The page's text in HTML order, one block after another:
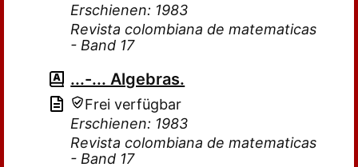
Erschienen: 1983
Revista colombiana de matematicas
- Band 17
...-... Algebras.
Frei verfügbar
Erschienen: 1983
Revista colombiana de matematicas
- Band 17